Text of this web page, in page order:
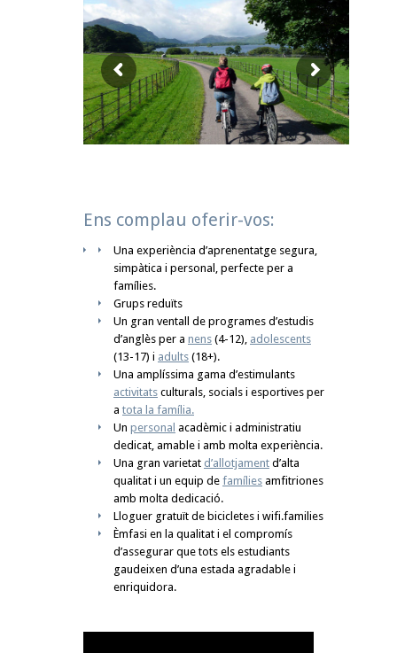
Ens complau oferir-vos:
Una experiència d’aprenentatge segura,
simpàtica i personal, perfecte per a
famílies.
Grups reduïts
Un gran ventall de programes d’estudis
d’anglès per a nens (4-12), adolescents
(13-17) i adults (18+).
Una amplíssima gama d’estimulants
activitats culturals, socials i esportives per
a tota la família.
Un personal acadèmic i administratiu
dedicat, amable i amb molta experiència.
Una gran varietat d’allotjament d’alta
qualitat i un equip de famílies amfitriones
amb molta dedicació.
Lloguer gratuït de bicicletes i wifi.families
Èmfasi en la qualitat i el compromís
d’assegurar que tots els estudiants
gaudeixen d’una estada agradable i
enriquidora.